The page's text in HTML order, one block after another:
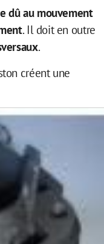
dû au mouvement
. Il doit en outre
.
créent une